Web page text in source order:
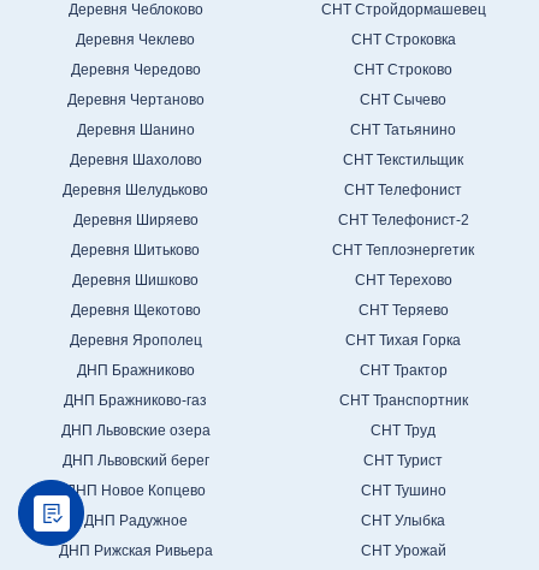
Деревня Чеблоково
Деревня Чеклево
Деревня Чередово
Деревня Чертаново
Деревня Шанино
Деревня Шахолово
Деревня Шелудьково
Деревня Ширяево
Деревня Шитьково
Деревня Шишково
Деревня Щекотово
Деревня Ярополец
ДНП Бражниково
ДНП Бражниково-газ
ДНП Львовские озера
ДНП Львовский берег
ДНП Новое Копцево
ДНП Радужное
ДНП Рижская Ривьера
СНТ Стройдормашевец
СНТ Строковка
СНТ Строково
СНТ Сычево
СНТ Татьянино
СНТ Текстильщик
СНТ Телефонист
СНТ Телефонист-2
СНТ Теплоэнергетик
СНТ Терехово
СНТ Теряево
СНТ Тихая Горка
СНТ Трактор
СНТ Транспортник
СНТ Труд
СНТ Турист
СНТ Тушино
СНТ Улыбка
СНТ Урожай